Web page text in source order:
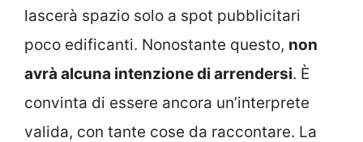
lascerà spazio solo a spot pubblicitari
poco edificanti. Nonostante questo, non
avrà alcuna intenzione di arrendersi. È
convinta di essere ancora un’interprete
valida, con tante cose da raccontare. La